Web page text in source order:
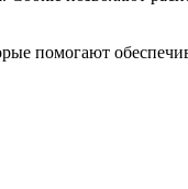
помогают